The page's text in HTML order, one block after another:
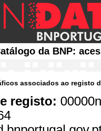
da BNP:
associados ao registo
registo: